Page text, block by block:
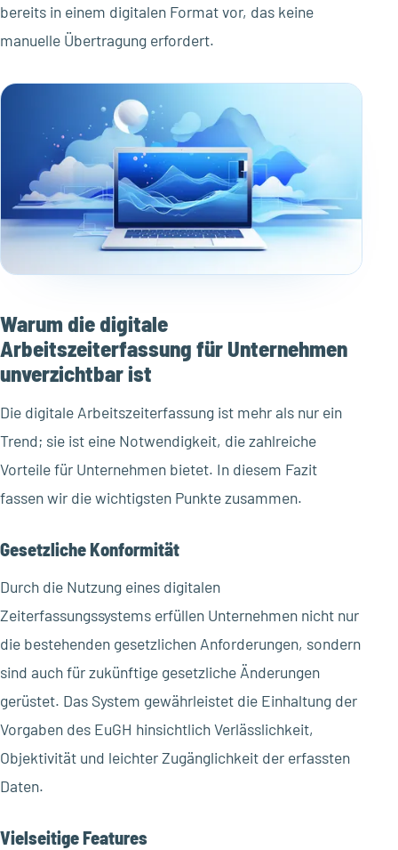
bereits in einem digitalen Format vor, das keine
manuelle Übertragung erfordert.
Warum die digitale
Arbeitszeiterfassung für Unternehmen
unverzichtbar ist
Die digitale Arbeitszeiterfassung ist mehr als nur ein
Trend; sie ist eine Notwendigkeit, die zahlreiche
Vorteile für Unternehmen bietet. In diesem Fazit
fassen wir die wichtigsten Punkte zusammen.
Gesetzliche Konformität
Durch die Nutzung eines digitalen
Zeiterfassungssystems erfüllen Unternehmen nicht nur
die bestehenden gesetzlichen Anforderungen, sondern
sind auch für zukünftige gesetzliche Änderungen
gerüstet. Das System gewährleistet die Einhaltung der
Vorgaben des EuGH hinsichtlich Verlässlichkeit,
Objektivität und leichter Zugänglichkeit der erfassten
Daten.
Vielseitige Features